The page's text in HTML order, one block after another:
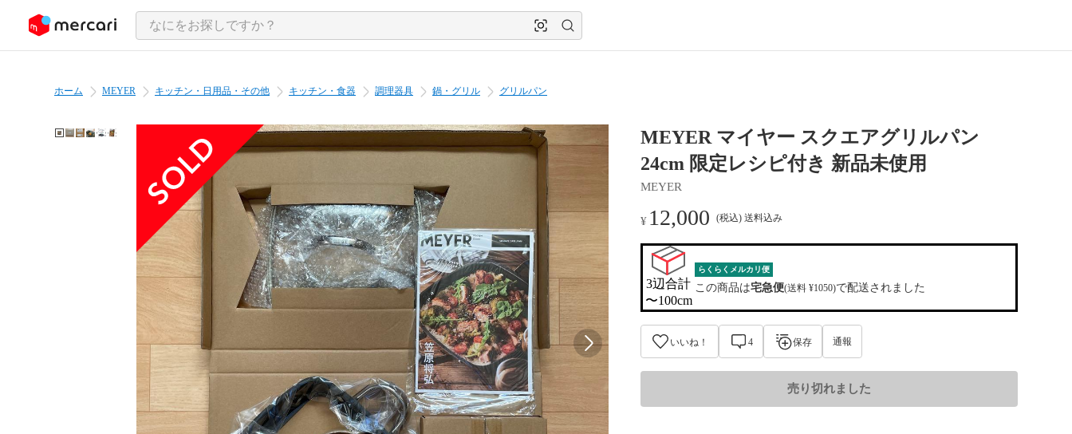
ツにスキップ
ホーム MEYER キッチン・日用品・その他 キッチン・食器 調理器具 鍋・グリル グリルパン
MEYER マイヤー スクエアグリルパン
24cm 限定レシピ付き 新品未使用
MEYER
¥ 12,000 (税込) 送料込み
3辺合計
〜100cm
らくらくメルカリ便
この商品は宅急便(送料 ¥1050)で配送されました
いいね！ 4 保存 通報
売り切れました